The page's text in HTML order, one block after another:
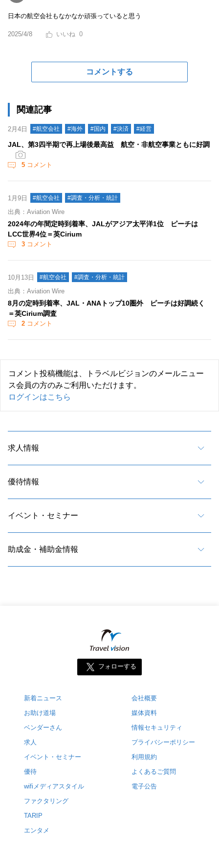
日本の航空会社もなかなか頑張っていると思う
2025/4/8 0
コメントする
関連記事
2月4日 #航空会社 #海外 #国内 #決済 #経営
JAL、第3四半期で再上場後最高益 航空・非航空事業ともに好調
5 コメント
1月9日 #航空会社 #調査・分析・統計
出典：Aviation Wire
2024年の年間定時到着率、JALがアジア太平洋1位 ピーチは
LCC世界4位＝英Cirium
3 コメント
10月13日 #航空会社 #調査・分析・統計
出典：Aviation Wire
8月の定時到着率、JAL・ANAトップ10圏外 ピーチは好調続く
＝英Cirium調査
2 コメント
コメント投稿機能は、トラベルビジョンのメールニュー
ス会員の方のみご利用いただけます。
ログインはこちら
求人情報
優待情報
イベント・セミナー
助成金・補助金情報
フォローする
新着ニュース
お助け道場
ベンダーさん
求人
イベント・セミナー
優待
wifiメディアスタイル
ファクタリング
TARIP
エンタメ
会社概要
媒体資料
情報セキュリティ
プライバシーポリシー
利用規約
よくあるご質問
電子公告